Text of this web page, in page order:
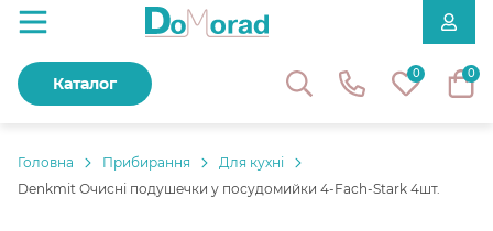
0 0
Каталог
Головнa Прибирання
Для кухні
Denkmit Очисні подушечки у посудомийки 4-Fach-Stark 4шт.